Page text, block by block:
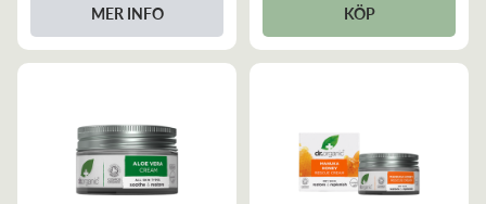
MER INFO KÖP